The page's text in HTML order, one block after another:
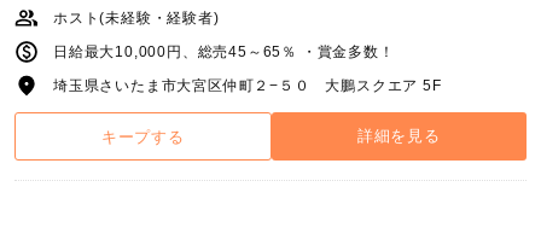
ホスト(未経験・経験者)
日給最大10,000円、総売45～65％ ・賞金多数！
埼玉県さいたま市大宮区仲町２−５０ 大鵬スクエア 5F
キープする 詳細を見る